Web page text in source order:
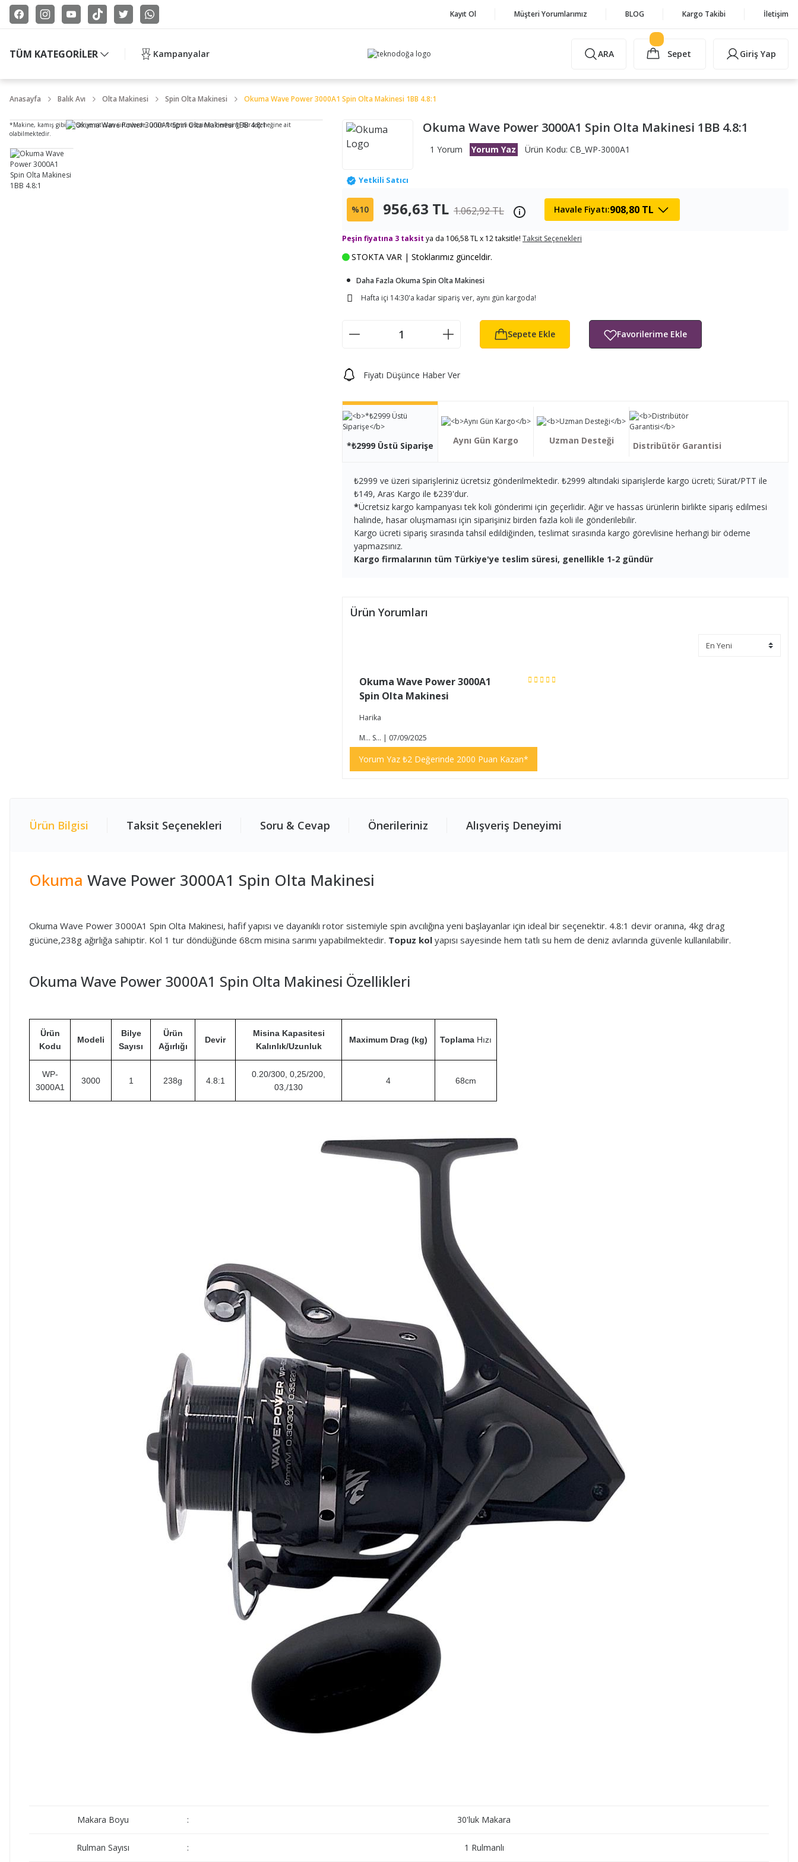
Kayıt Ol Müşteri Yorumlarımız BLOG Kargo Takibi İletişim
TÜM KATEGORİLER Kampanyalar ARA Sepet Giriş Yap
Anasayfa Balık Avı Olta Makinesi Spin Olta Makinesi Okuma Wave Power 3000A1 Spin Olta Makinesi 1BB 4.8:1
*Makine, kamış gibi bir seriye ait olan ürünlerde, ürün fotoğrafı o serinin herhangi bir seçeneğine ait
olabilmektedir.
Yetkili Satıcı
Okuma Wave Power 3000A1 Spin Olta Makinesi 1BB 4.8:1
1 Yorum Yorum Yaz Ürün Kodu: CB_WP-3000A1
%10 956,63 TL 1.062,92 TL Havale Fiyatı:908,80 TL
Peşin fiyatına 3 taksit ya da 106,58 TL x 12 taksitle! Taksit Seçenekleri
STOKTA VAR | Stoklarımız günceldir.
Daha Fazla Okuma Spin Olta Makinesi
Hafta içi 14:30'a kadar sipariş ver, aynı gün kargoda!
Sepete Ekle
Fiyatı Düşünce Haber Ver
*₺2999 Üstü Siparişe Aynı Gün Kargo Uzman Desteği Distribütör Garantisi
₺2999 ve üzeri siparişleriniz ücretsiz gönderilmektedir. ₺2999 altındaki siparişlerde kargo ücreti; Sürat/PTT ile
₺149, Aras Kargo ile ₺239'dur.
*Ücretsiz kargo kampanyası tek koli gönderimi için geçerlidir. Ağır ve hassas ürünlerin birlikte sipariş edilmesi
halinde, hasar oluşmaması için siparişiniz birden fazla koli ile gönderilebilir.
Kargo ücreti sipariş sırasında tahsil edildiğinden, teslimat sırasında kargo görevlisine herhangi bir ödeme
yapmazsınız.
Kargo firmalarının tüm Türkiye'ye teslim süresi, genellikle 1-2 gündür
Ürün Yorumları
Okuma Wave Power 3000A1
Spin Olta Makinesi
Harika
M... S... | 07/09/2025
Yorum Yaz ₺2 Değerinde 2000 Puan Kazan*
Ürün Bilgisi Taksit Seçenekleri Soru & Cevap Önerileriniz Alışveriş Deneyimi
Okuma Wave Power 3000A1 Spin Olta Makinesi
Okuma Wave Power 3000A1 Spin Olta Makinesi, hafif yapısı ve dayanıklı rotor sistemiyle spin avcılığına yeni başlayanlar için ideal bir seçenektir. 4.8:1 devir oranına, 4kg drag
gücüne,238g ağırlığa sahiptir. Kol 1 tur döndüğünde 68cm misina sarımı yapabilmektedir. Topuz kol yapısı sayesinde hem tatlı su hem de deniz avlarında güvenle kullanılabilir.
Okuma Wave Power 3000A1 Spin Olta Makinesi Özellikleri
Ürün
Kodu
Modeli
Bilye
Sayısı
Ürün
Ağırlığı
Devir
Misina Kapasitesi
Kalınlık/Uzunluk
Maximum Drag (kg) Toplama Hızı
WP-
3000A1
3000 1 238g 4.8:1
0.20/300, 0,25/200,
03,/130
4 68cm
Makara Boyu : 30'luk Makara
Rulman Sayısı : 1 Rulmanlı